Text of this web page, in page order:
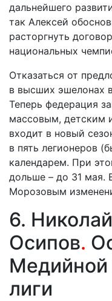
дальнейшего
так Алексей
расторгнуть
национальных
Отказаться от
в высших эшелонах
Теперь федерация
массовым, детским
входит в новый
в пять легионеров
календарем. При
дольше – до 31 мая.
Морозовым
6. Николай
Осипов.
Медийной
лиги